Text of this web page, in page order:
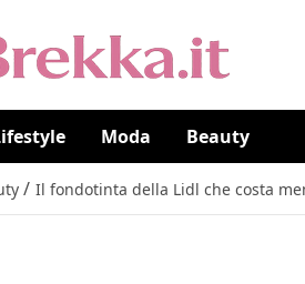
Moda Beauty
/ Il fondotinta della Lidl che costa